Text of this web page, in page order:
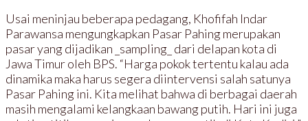
Usai meninjau beberapa pedagang, Khofifah Indar
Parawansa mengungkapkan Pasar Pahing merupakan
pasar yang dijadikan _sampling_ dari delapan kota di
Jawa Timur oleh BPS. “Harga pokok tertentu kalau ada
dinamika maka harus segera diintervensi salah satunya
Pasar Pahing ini. Kita melihat bahwa di berbagai daerah
masih mengalami kelangkaan bawang putih. Hari ini juga